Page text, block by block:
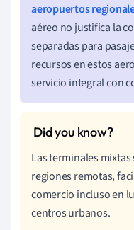
aeropuertos
aéreo no justifica la
separadas para
recursos en estos
servicio integral con
Las terminales
regiones remotas,
comercio incluso en
centros urbanos.